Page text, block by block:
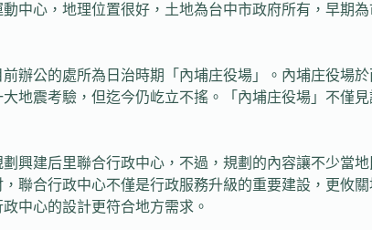
中心，地理位置很好，土地為台中市政府所有，早期
公的處所為日治時期「內埔庄役場」。內埔庄役場
地震考驗，但迄今仍屹立不搖。「內埔庄役場」不僅
興建后里聯合行政中心，不過，規劃的內容讓不少當
聯合行政中心不僅是行政服務升級的重要建設，更攸
中心的設計更符合地方需求。